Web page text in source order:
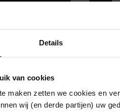
Details
van cookies
maken zetten we cookies en
wij (en derde partijen) uw